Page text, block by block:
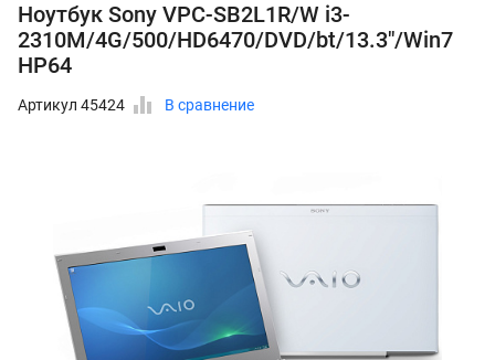
Ноутбук Sony VPC-SB2L1R/W i3-
2310M/4G/500/HD6470/DVD/bt/13.3"/Win7
HP64
Артикул 45424 В сравнение